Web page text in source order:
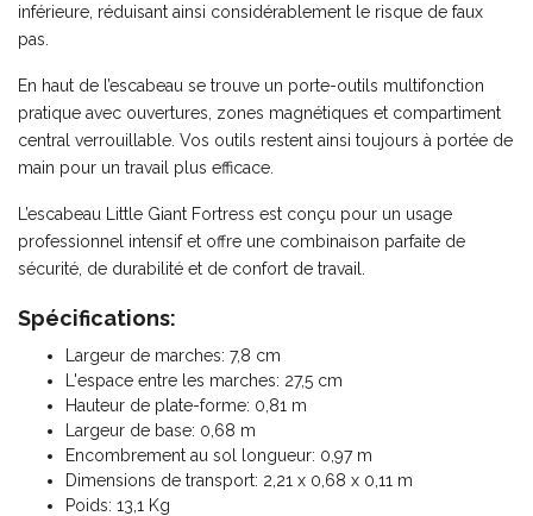
inférieure, réduisant ainsi considérablement le risque de faux
pas.
En haut de l’escabeau se trouve un porte-outils multifonction
pratique avec ouvertures, zones magnétiques et compartiment
central verrouillable. Vos outils restent ainsi toujours à portée de
main pour un travail plus efficace.
L’escabeau Little Giant Fortress est conçu pour un usage
professionnel intensif et offre une combinaison parfaite de
sécurité, de durabilité et de confort de travail.
Spécifications:
Largeur de marches: 7,8 cm
L'espace entre les marches: 27,5 cm
Hauteur de plate-forme: 0,81 m
Largeur de base: 0,68 m
Encombrement au sol longueur: 0,97 m
Dimensions de transport: 2,21 x 0,68 x 0,11 m
Poids: 13,1 Kg